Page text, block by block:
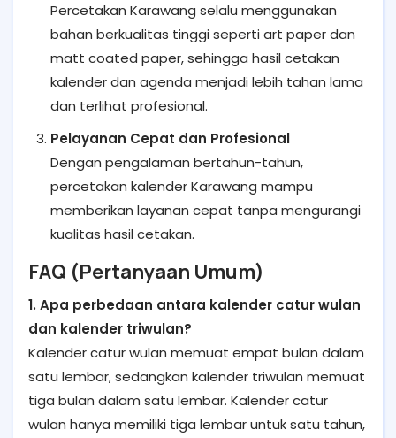
Percetakan Karawang selalu menggunakan
bahan berkualitas tinggi seperti art paper dan
matt coated paper, sehingga hasil cetakan
kalender dan agenda menjadi lebih tahan lama
dan terlihat profesional.
Pelayanan Cepat dan Profesional
Dengan pengalaman bertahun-tahun,
percetakan kalender Karawang mampu
memberikan layanan cepat tanpa mengurangi
kualitas hasil cetakan.
FAQ (Pertanyaan Umum)
1. Apa perbedaan antara kalender catur wulan
dan kalender triwulan?
Kalender catur wulan memuat empat bulan dalam
satu lembar, sedangkan kalender triwulan memuat
tiga bulan dalam satu lembar. Kalender catur
wulan hanya memiliki tiga lembar untuk satu tahun,